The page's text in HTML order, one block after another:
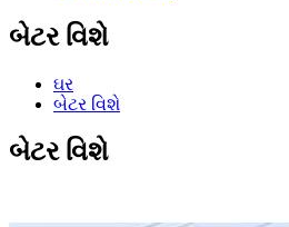
બેટર વિશે
ઘર
બેટર વિશે
બેટર વિશે